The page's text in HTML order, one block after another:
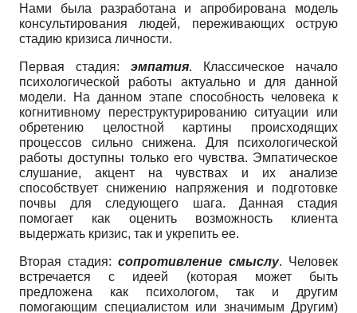
Нами была разработана и апробирована модель
консультирования людей, переживающих острую
стадию кризиса личности.
Первая стадия: эмпатия. Классическое начало
психологической работы актуально и для данной
модели. На данном этапе способность человека к
когнитивному переструктурированию ситуации или
обретению целостной картины происходящих
процессов сильно снижена. Для психологической
работы доступны только его чувства. Эмпатическое
слушание, акцент на чувствах и их анализе
способствует снижению напряжения и подготовке
почвы для следующего шага. Данная стадия
помогает как оценить возможность клиента
выдержать кризис, так и укрепить ее.
Вторая стадия: сопротивление смыслу. Человек
встречается с идеей (которая может быть
предложена как психологом, так и другим
помогающим специалистом или значимым Другим)